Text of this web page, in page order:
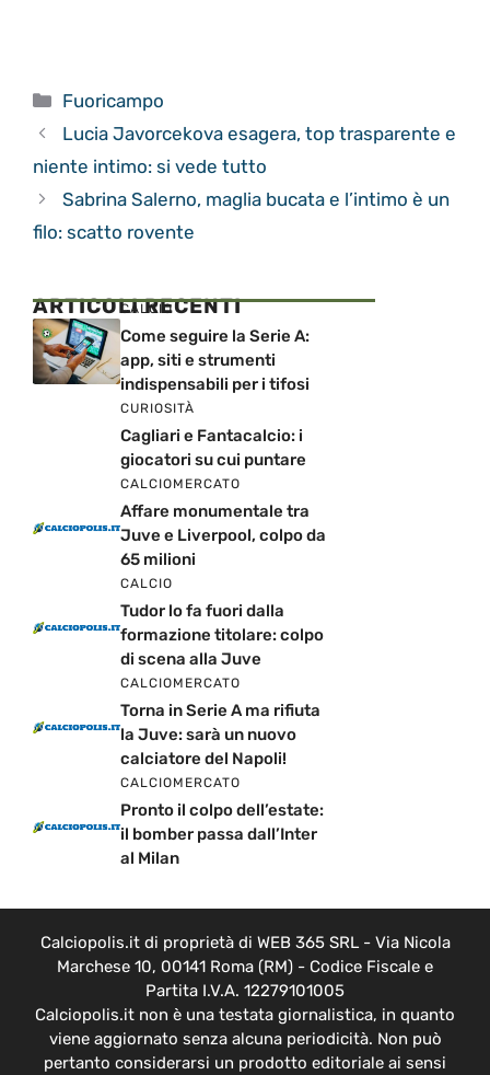
Categorie
Fuoricampo
Lucia Javorcekova esagera, top trasparente e
niente intimo: si vede tutto
Sabrina Salerno, maglia bucata e l’intimo è un
filo: scatto rovente
ARTICOLI RECENTI
CALCIO
Come seguire la Serie A:
app, siti e strumenti
indispensabili per i tifosi
CURIOSITÀ
Cagliari e Fantacalcio: i
giocatori su cui puntare
CALCIOMERCATO
Affare monumentale tra
Juve e Liverpool, colpo da
65 milioni
CALCIO
Tudor lo fa fuori dalla
formazione titolare: colpo
di scena alla Juve
CALCIOMERCATO
Torna in Serie A ma rifiuta
la Juve: sarà un nuovo
calciatore del Napoli!
CALCIOMERCATO
Pronto il colpo dell’estate:
il bomber passa dall’Inter
al Milan
Calciopolis.it di proprietà di WEB 365 SRL - Via Nicola
Marchese 10, 00141 Roma (RM) - Codice Fiscale e
Partita I.V.A. 12279101005
Calciopolis.it non è una testata giornalistica, in quanto
viene aggiornato senza alcuna periodicità. Non può
pertanto considerarsi un prodotto editoriale ai sensi